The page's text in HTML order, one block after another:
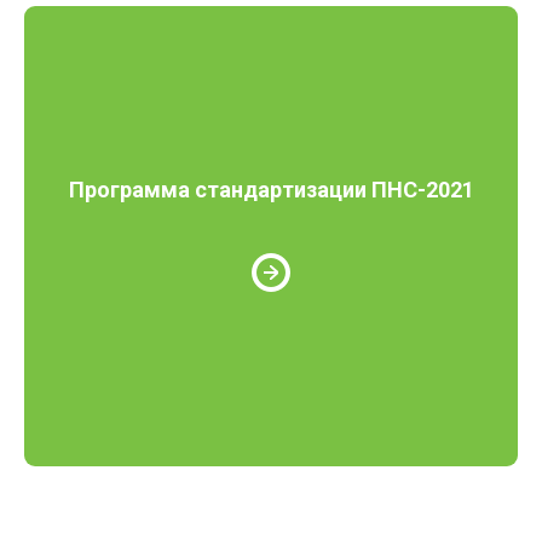
Программа стандартизации ПНС-2021